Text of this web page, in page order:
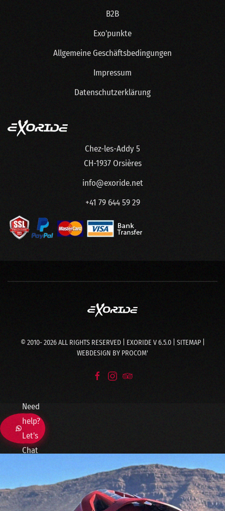
B2B
Exo'punkte
Allgemeine Geschäftsbedingungen
Impressum
Datenschutzerklärung
Chez-les-Addy 5
CH-1937 Orsières
info@exoride.net
+41 79 644 59 29
© 2010-2026ALL RIGHTS RESERVED | EXORIDE V 6.5.0 | SITEMAP|
WEBDESIGN BY PROCOM'
Need
help?
Let's
Chat